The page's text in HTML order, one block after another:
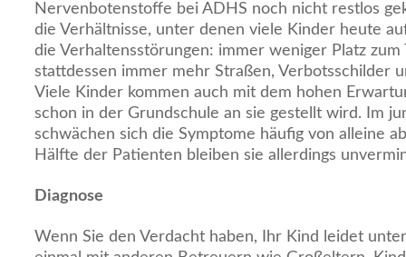
Nervenbotenstoffe bei ADHS noch nicht restlos
die Verhältnisse, unter denen viele Kinder heute
die Verhaltensstörungen: immer weniger Platz zum
stattdessen immer mehr Straßen, Verbotsschilder
Viele Kinder kommen auch mit dem hohen
schon in der Grundschule an sie gestellt wird. Im
schwächen sich die Symptome häufig von alleine
Hälfte der Patienten bleiben sie allerdings
Diagnose
Wenn Sie den Verdacht haben, Ihr Kind leidet